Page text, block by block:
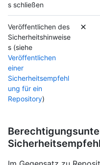
s schließen
Veröffentlichen des
Sicherheitshinweise
s (siehe
Veröffentlichen
einer
Sicherheitsempfehl
ung für ein
Repository)